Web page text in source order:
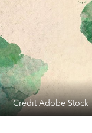
Credit Adobe Stock